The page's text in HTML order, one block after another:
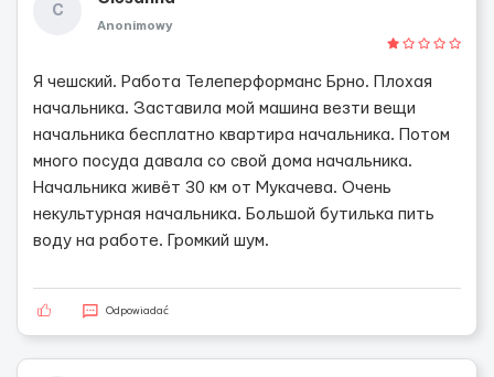
С
Anonimowy
Я чешский. Работа Телеперформанс Брно. Плохая
начальника. Заставила мой машина везти вещи
начальника бесплатно квартира начальника. Потом
много посуда давала со свой дома начальника.
Начальника живёт 30 км от Мукачева. Очень
некультурная начальника. Большой бутилька пить
воду на работе. Громкий шум.
Odpowiadać